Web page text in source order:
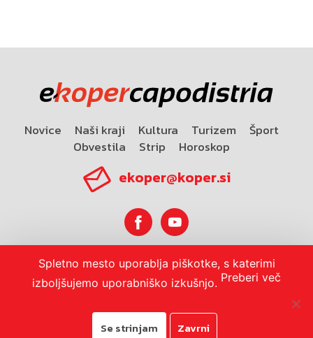
Novice Naši kraji Kultura Turizem
Šport
Obvestila
Strip Horoskop
ekoper@koper.si
Horoskop
Spletno mesto uporablja piškotke, s katerimi
izboljšujemo uporabniško izkušnjo. Preberi več
Se strinjam Zavrni